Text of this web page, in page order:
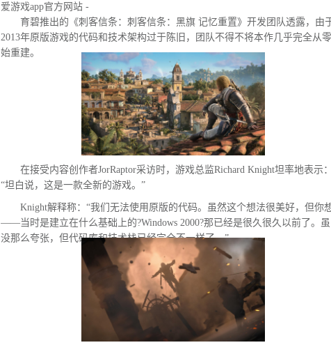
爱游戏app官方网站 -
育碧推出的《刺客信条：刺客信条：黑旗 记忆重置》开发团队透露，由
2013年原版游戏的代码和技术架构过于陈旧，团队不得不将本作几乎完全从零
始重建。
在接受内容创作者JorRaptor采访时，游戏总监Richard Knight坦率地表示：
“坦白说，这是一款全新的游戏。”
Knight解释称：“我们无法使用原版的代码。虽然这个想法很美好，但你
——当时是建立在什么基础上的?Windows 2000?那已经是很久很久以前了。
没那么夸张，但代码库和技术栈已经完全不一样了。”